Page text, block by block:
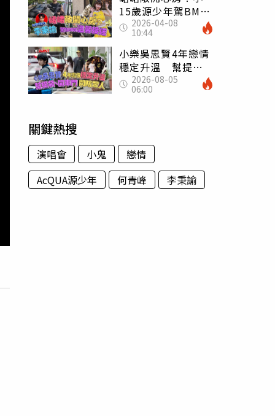
15歲源少年駕BMW
接送回香閨
2026-04-08
10:44
小樂吳思賢4年戀情
穩定升溫 幫提
袋、開車門全包辦
閃瞎眾人
2026-08-05
06:00
關鍵熱搜
演唱會 小鬼
戀情
AcQUA源少年
何青峰 李秉諭